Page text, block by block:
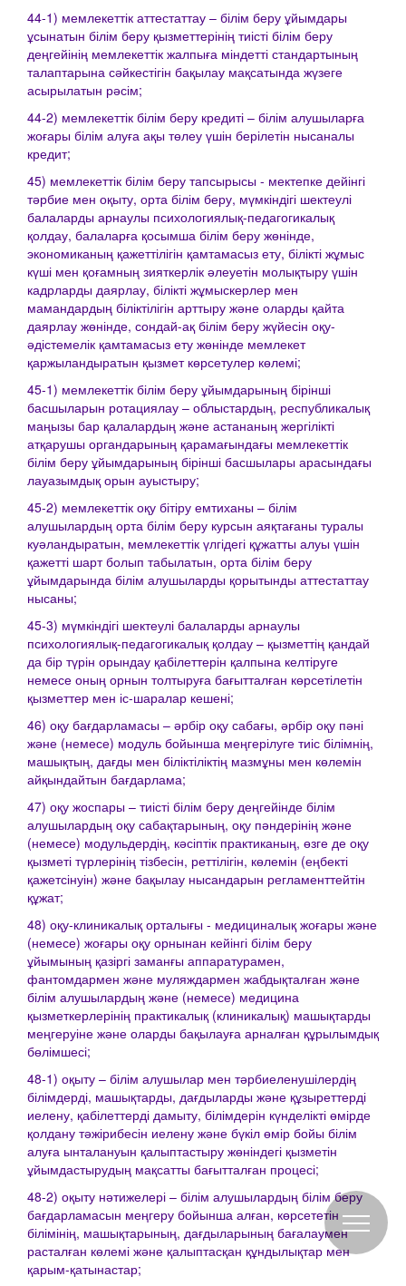
44-1) мемлекеттік аттестаттау – білім беру ұйымдары
ұсынатын білім беру қызметтерінің тиісті білім беру
деңгейінің мемлекеттік жалпыға міндетті стандартының
талаптарына сәйкестігін бақылау мақсатында жүзеге
асырылатын рәсім;
44-2) мемлекеттік білім беру кредиті – білім алушыларға
жоғары білім алуға ақы төлеу үшін берілетін нысаналы
кредит;
45) мемлекеттік білім беру тапсырысы - мектепке дейінгі
тәрбие мен оқыту, орта білім беру, мүмкіндігі шектеулі
балаларды арнаулы психологиялық-педагогикалық
қолдау, балаларға қосымша білім беру жөнінде,
экономиканың қажеттілігін қамтамасыз ету, білікті жұмыс
күші мен қоғамның зияткерлік әлеуетін молықтыру үшін
кадрларды даярлау, білікті жұмыскерлер мен
мамандардың біліктілігін арттыру және оларды қайта
даярлау жөнінде, сондай-ақ білім беру жүйесін оқу-
әдістемелік қамтамасыз ету жөнінде мемлекет
қаржыландыратын қызмет көрсетулер көлемі;
45-1) мемлекеттік білім беру ұйымдарының бірінші
басшыларын ротациялау – облыстардың, республикалық
маңызы бар қалалардың және астананың жергілікті
атқарушы органдарының қарамағындағы мемлекеттік
білім беру ұйымдарының бірінші басшылары арасындағы
лауазымдық орын ауыстыру;
45-2) мемлекеттік оқу бітіру емтиханы – білім
алушылардың орта білім беру курсын аяқтағаны туралы
куәландыратын, мемлекеттік үлгідегі құжатты алуы үшін
қажетті шарт болып табылатын, орта білім беру
ұйымдарында білім алушыларды қорытынды аттестаттау
нысаны;
45-3) мүмкіндігі шектеулі балаларды арнаулы
психологиялық-педагогикалық қолдау – қызметтің қандай
да бір түрін орындау қабілеттерін қалпына келтіруге
немесе оның орнын толтыруға бағытталған көрсетілетін
қызметтер мен іс-шаралар кешені;
46) оқу бағдарламасы – әрбір оқу сабағы, әрбір оқу пәні
және (немесе) модуль бойынша меңгерілуге тиіс білімнің,
машықтың, дағды мен біліктіліктің мазмұны мен көлемін
айқындайтын бағдарлама;
47) оқу жоспары – тиісті білім беру деңгейінде білім
алушылардың оқу сабақтарының, оқу пәндерінің және
(немесе) модульдердің, кәсіптік практиканың, өзге де оқу
қызметі түрлерінің тізбесін, реттілігін, көлемін (еңбекті
қажетсінуін) және бақылау нысандарын регламенттейтін
құжат;
48) оқу-клиникалық орталығы - медициналық жоғары және
(немесе) жоғары оқу орнынан кейінгі білім беру
ұйымының қазіргі заманғы аппаратурамен,
фантомдармен және муляждармен жабдықталған және
білім алушылардың және (немесе) медицина
қызметкерлерінің практикалық (клиникалық) машықтарды
меңгеруіне және оларды бақылауға арналған құрылымдық
бөлімшесі;
48-1) оқыту – білім алушылар мен тәрбиеленушілердің
білімдерді, машықтарды, дағдыларды және құзыреттерді
иелену, қабілеттерді дамыту, білімдерін күнделікті өмірде
қолдану тәжірибесін иелену және бүкіл өмір бойы білім
алуға ынталануын қалыптастыру жөніндегі қызметін
ұйымдастырудың мақсатты бағытталған процесі;
48-2) оқыту нәтижелері – білім алушылардың білім беру
бағдарламасын меңгеру бойынша алған, көрсететін
білімінің, машықтарының, дағдыларының бағалаумен
расталған көлемі және қалыптасқан құндылықтар мен
қарым-қатынастар;